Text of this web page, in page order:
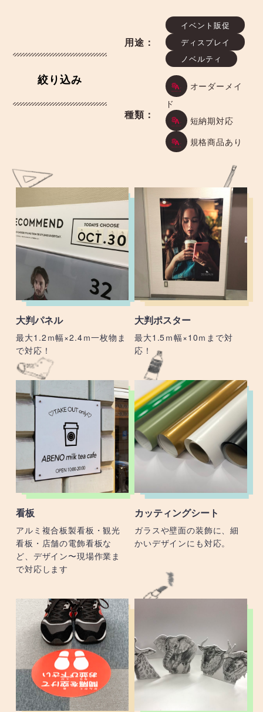
ゲ
シ
絞り込み
用途：
イベント販促
ディスプレイ
ノベルティ
種類：
オーダーメイ
ド
短納期対応
規格商品あり
大判パネル
最大1.2ｍ幅×2.4ｍ一枚物ま
で対応！
大判ポスター
最大1.5ｍ幅×10ｍまで対
応！
看板
アルミ複合板製看板・観光
看板・店舗の電飾看板な
ど、デザイン〜現場作業ま
で対応します
カッティングシート
ガラスや壁面の装飾に、細
かいデザインにも対応。